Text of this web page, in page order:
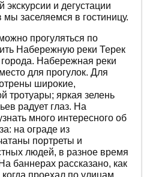
экскурсии и дегустации
мы заселяемся в гостиницу.
прогуляться по
Набережную реки Терек
города. Набережная реки
для прогулок. Для
широкие,
тротуары; яркая зелень
радует глаз. На
много интересного об
на ограде из
портреты и
людей, в разное время
баннерах рассказано, как
проехал по улицам